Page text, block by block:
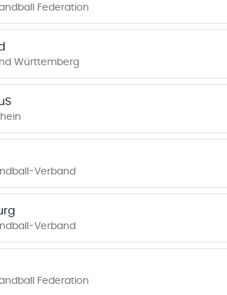
Federation
Württemberg
Verband
Verband
Federation